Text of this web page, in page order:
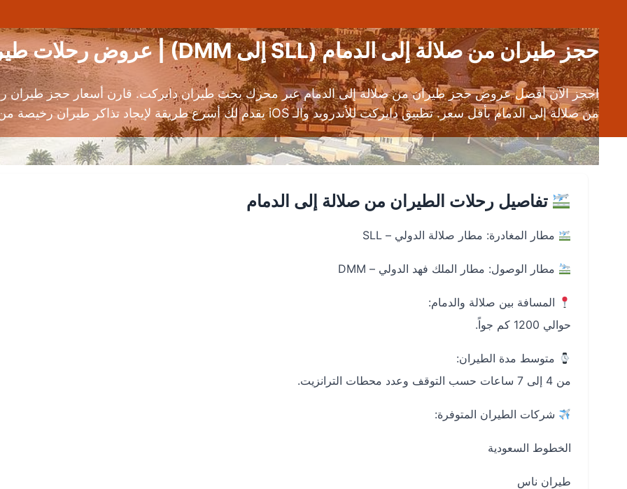
حجز طيران من صلالة إلى الدمام (SLL إلى DMM) | عروض رحلات طيران رخيصة
احجز الآن أفضل عروض حجز طيران من صلالة إلى الدمام عبر محرك بحث طيران دايركت. قارن أسعار حجز طيران
من صلالة إلى الدمام بأقل سعر. تطبيق دايركت للأندرويد والـ iOS يقدم لك أسرع طريقة لإيجاد تذاكر طيران رخيصة من صلالة إلى الدمام مع مواعيد دقيقة ورحلات موثوقة.
تفاصيل رحلات الطيران من صلالة إلى الدمام
مطار المغادرة: مطار صلالة الدولي – SLL
مطار الوصول: مطار الملك فهد الدولي – DMM
المسافة بين صلالة والدمام:
حوالي 1200 كم جواً.
متوسط مدة الطيران:
من 4 إلى 7 ساعات حسب التوقف وعدد محطات الترانزيت.
شركات الطيران المتوفرة:
الخطوط السعودية
طيران ناس